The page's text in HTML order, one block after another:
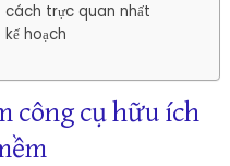
cách trực quan nhất
hoạch
công cụ hữu ích